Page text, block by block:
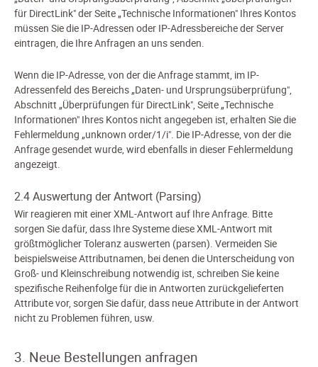
für DirectLink" der Seite „Technische Informationen" Ihres Kontos
müssen Sie die IP-Adressen oder IP-Adressbereiche der Server
eintragen, die Ihre Anfragen an uns senden.
Wenn die IP-Adresse, von der die Anfrage stammt, im IP-
Adressenfeld des Bereichs „Daten- und Ursprungsüberprüfung",
Abschnitt „Überprüfungen für DirectLink", Seite „Technische
Informationen" Ihres Kontos nicht angegeben ist, erhalten Sie die
Fehlermeldung „unknown order/1/i". Die IP-Adresse, von der die
Anfrage gesendet wurde, wird ebenfalls in dieser Fehlermeldung
angezeigt.
2.4 Auswertung der Antwort (Parsing)
Wir reagieren mit einer XML-Antwort auf Ihre Anfrage. Bitte
sorgen Sie dafür, dass Ihre Systeme diese XML-Antwort mit
größtmöglicher Toleranz auswerten (parsen). Vermeiden Sie
beispielsweise Attributnamen, bei denen die Unterscheidung von
Groß- und Kleinschreibung notwendig ist, schreiben Sie keine
spezifische Reihenfolge für die in Antworten zurückgelieferten
Attribute vor, sorgen Sie dafür, dass neue Attribute in der Antwort
nicht zu Problemen führen, usw.
3. Neue Bestellungen anfragen